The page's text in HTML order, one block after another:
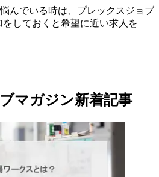
んでいる時は、プレックスジョブ
しておくと希望に近い求人を
マガジン新着記事